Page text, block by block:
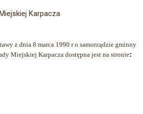
Karpacza
z dnia 8 marca 1990 r o samorządzie
Miejskiej Karpacza dostępna jest na stronie: